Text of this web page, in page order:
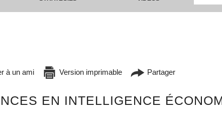
à un ami Version imprimable Partager
EN INTELLIGENCE